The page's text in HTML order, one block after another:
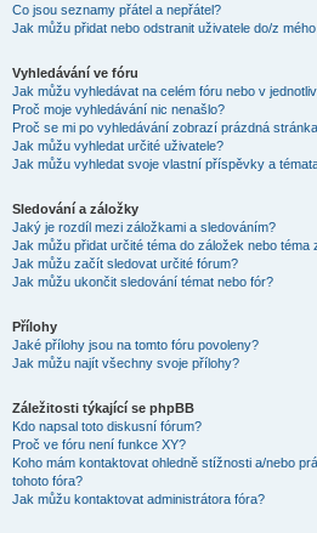
Co jsou seznamy přátel a nepřátel?
Jak můžu přidat nebo odstranit uživatele do/z
Vyhledávání ve fóru
Jak můžu vyhledávat na celém fóru nebo v
Proč moje vyhledávání nic nenašlo?
Proč se mi po vyhledávání zobrazí prázdná
Jak můžu vyhledat určité uživatele?
Jak můžu vyhledat svoje vlastní příspěvky a
Sledování a záložky
Jaký je rozdíl mezi záložkami a sledováním?
Jak můžu přidat určité téma do záložek nebo téma
Jak můžu začít sledovat určité fórum?
Jak můžu ukončit sledování témat nebo fór?
Přílohy
Jaké přílohy jsou na tomto fóru povoleny?
Jak můžu najít všechny svoje přílohy?
Záležitosti týkající se phpBB
Kdo napsal toto diskusní fórum?
Proč ve fóru není funkce XY?
Koho mám kontaktovat ohledně stížnosti a/nebo
tohoto fóra?
Jak můžu kontaktovat administrátora fóra?